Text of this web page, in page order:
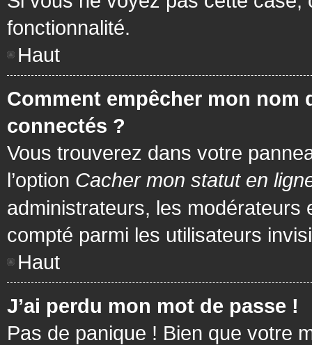
fonctionnalité.
Haut
Comment empêcher mon nom
connectés ?
Vous trouverez dans votre
l’option Cacher mon statut en
administrateurs, les
compté parmi les utilisateurs
Haut
J’ai perdu mon mot de passe !
Pas de panique ! Bien que votre